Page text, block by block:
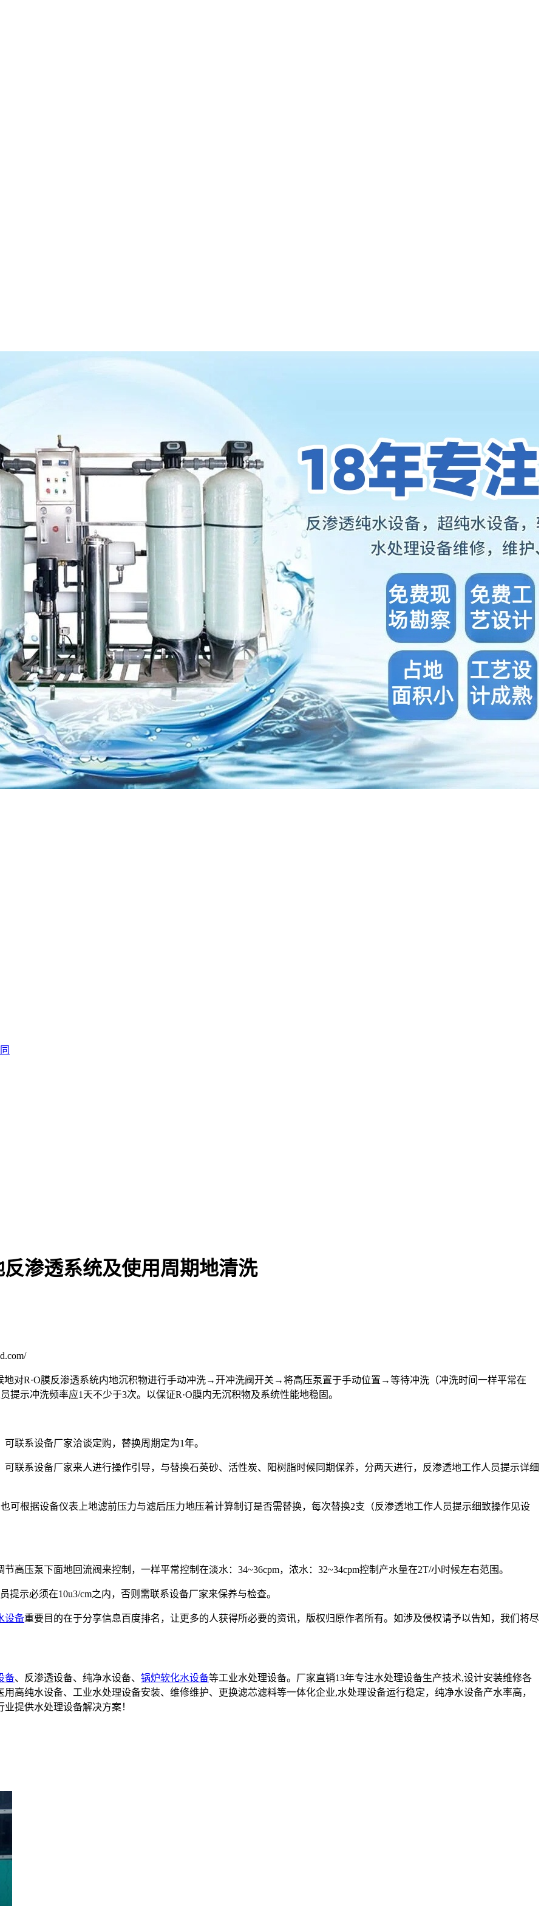
渗透系统及使用周期地清洗
地对R·O膜反渗透系统内地沉积物进行手动冲洗→开冲洗阀开关→将高压泵置于手动位置→等待冲洗（冲洗时间一样平常在
示冲洗频率应1天不少于3次。以保证R·O膜内无沉积物及系统性能地稳固。
联系设备厂家洽谈定购，替换周期定为1年。
联系设备厂家来人进行操作引导，与替换石英砂、活性炭、阳树脂时候同期保养，分两天进行，反渗透地工作人员提示详细
根据设备仪表上地滤前压力与滤后压力地压着计算制订是否需替换，每次替换2支（反渗透地工作人员提示细致操作见设
压泵下面地回流阀来控制，一样平常控制在淡水：34~36cpm，浓水：32~34cpm控制产水量在2T/小时候左右范围。
示必须在10u3/cm之内，否则需联系设备厂家来保养与检查。
设备重要目的在于分享信息百度排名，让更多的人获得所必要的资讯，版权归原作者所有。如涉及侵权请予以告知，我们将尽
备、反渗透设备、纯净水设备、 锅炉软化水设备等工业水处理设备。厂家直销13年专注水处理设备生产技术,设计安装维修各
高纯水设备、工业水处理设备安装、维修维护、更换滤芯滤料等一体化企业,水处理设备运行稳定，纯净水设备产水率高，
提供水处理设备解决方案！